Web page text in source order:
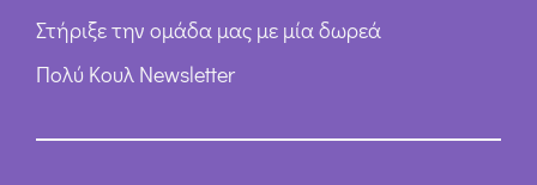
Στήριξε την ομάδα μας με μία δωρεά
Πολύ Κουλ Newsletter